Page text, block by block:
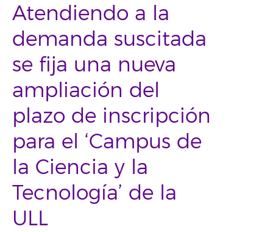
Atendiendo a la
demanda suscitada
se fija una nueva
ampliación del
plazo de inscripción
para el ‘Campus de
la Ciencia y la
Tecnología’ de la
ULL